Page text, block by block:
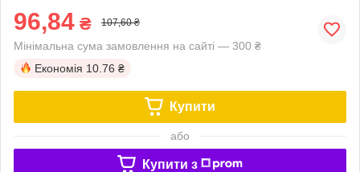
96,84 ₴ 107,60 ₴
Мінімальна сума замовлення на сайті — 300 ₴
Економія 10.76 ₴
Купити
або
Купити з